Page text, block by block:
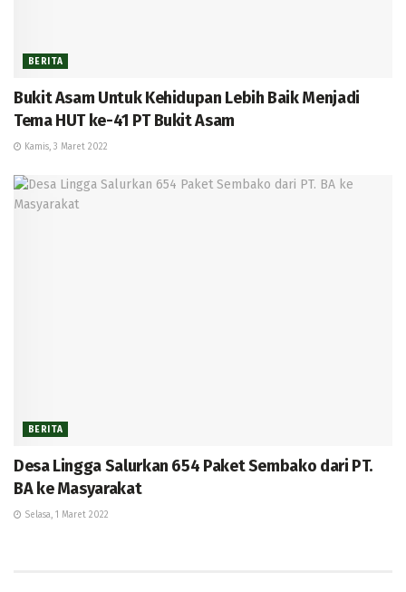
BERITA
Bukit Asam Untuk Kehidupan Lebih Baik Menjadi
Tema HUT ke-41 PT Bukit Asam
Kamis, 3 Maret 2022
BERITA
Desa Lingga Salurkan 654 Paket Sembako dari PT.
BA ke Masyarakat
Selasa, 1 Maret 2022